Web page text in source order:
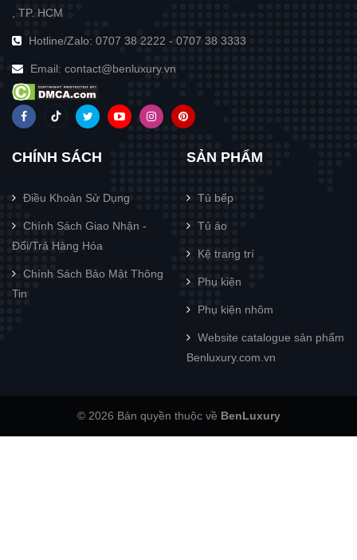
, TP. HCM
Hotline/Zalo: 0707 38 2222 - 0707 38 3333
Email: contact@benluxury.vn
CHÍNH SÁCH
Điều Khoản Sử Dụng
Chính Sách Giao Nhận -
Đổi/Trả Hàng Hóa
Chính Sách Bảo Mật Thông
Tin
SẢN PHẨM
Tủ bếp
Tủ áo
Kệ trang trí
Phụ kiện
Phụ kiện nhôm
Website catalogue sản phẩm
Benluxury.com.vn
© 2026 Bản quyền thuộc về BenLuxury